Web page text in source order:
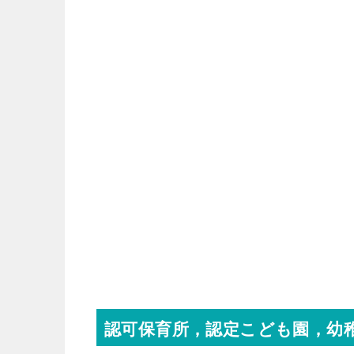
認可保育所，認定こども園，幼